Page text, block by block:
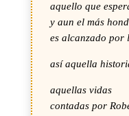
aquello que
y aun el más
es alcanzado por
así aquella
aquellas vidas
contadas por